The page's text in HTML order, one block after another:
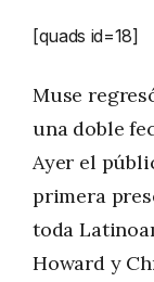
[quads id=18]
Muse
una doble
Ayer el
primera
toda
Howard y